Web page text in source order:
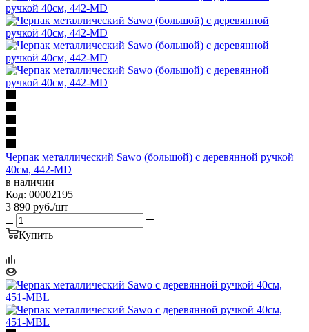
Черпак металлический Sawo (большой) с деревянной ручкой
40см, 442-MD
в наличии
Код: 00002195
3 890 руб./шт
Купить